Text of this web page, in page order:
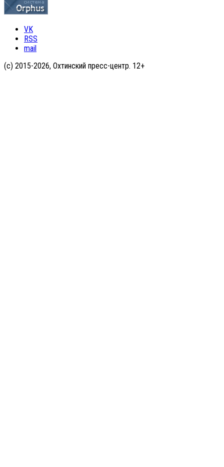
VK
RSS
mail
(с) 2015-2026, Охтинский пресс-центр. 12+